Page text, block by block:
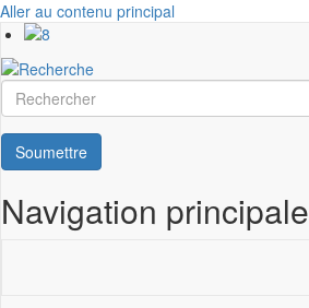
Aller au contenu principal
Rechercher
Soumettre
Navigation principale